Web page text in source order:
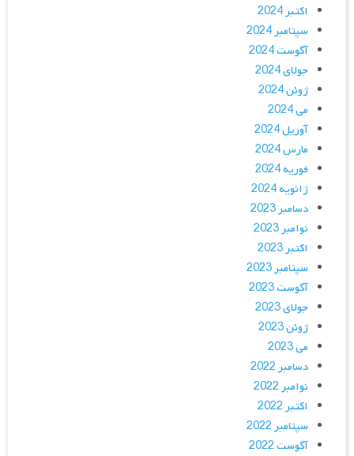
اکتبر 2024
سپتامبر 2024
آگوست 2024
جولای 2024
ژوئن 2024
می 2024
آوریل 2024
مارس 2024
فوریه 2024
ژانویه 2024
دسامبر 2023
نوامبر 2023
اکتبر 2023
سپتامبر 2023
آگوست 2023
جولای 2023
ژوئن 2023
می 2023
دسامبر 2022
نوامبر 2022
اکتبر 2022
سپتامبر 2022
آگوست 2022